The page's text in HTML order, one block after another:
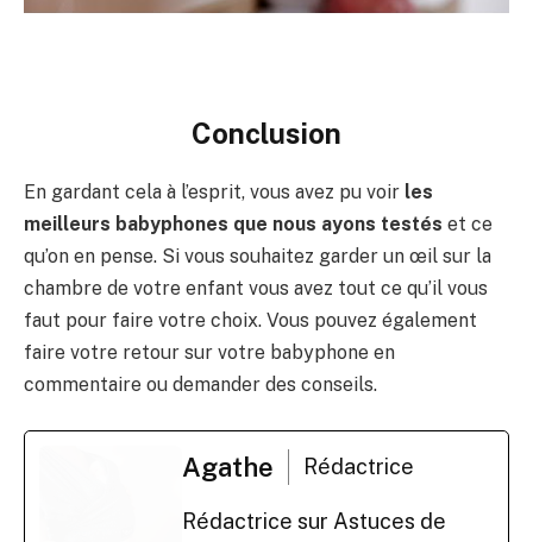
Conclusion
En gardant cela à l’esprit, vous avez pu voir les
meilleurs babyphones que nous ayons testés et ce
qu’on en pense. Si vous souhaitez garder un œil sur la
chambre de votre enfant vous avez tout ce qu’il vous
faut pour faire votre choix. Vous pouvez également
faire votre retour sur votre babyphone en
commentaire ou demander des conseils.
Agathe Rédactrice
Rédactrice sur Astuces de